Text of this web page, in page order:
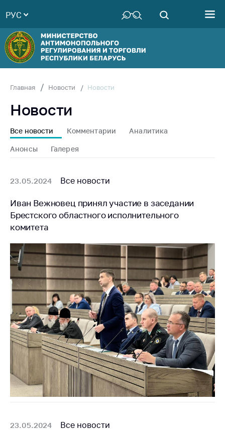
Руководство
Структура
Министерства
Территориальные
Законодательство
Антикоррупционная
деятельность
совет
Соискателям
Награждения
универсальная
товарная биржа
Общественная
жизнь
Идеологическая
работа
Официальные
геральдические
символы
5 лет МАРТ
Деятельность
Антимонопольное
РУС
Главная Новости Новости
Новости
Все новости Комментарии Аналитика
Анонсы Галерея
23.05.2024 Все новости
Иван Вежновец принял участие в заседании
Брестского областного исполнительного
комитета
23.05.2024 Все новости